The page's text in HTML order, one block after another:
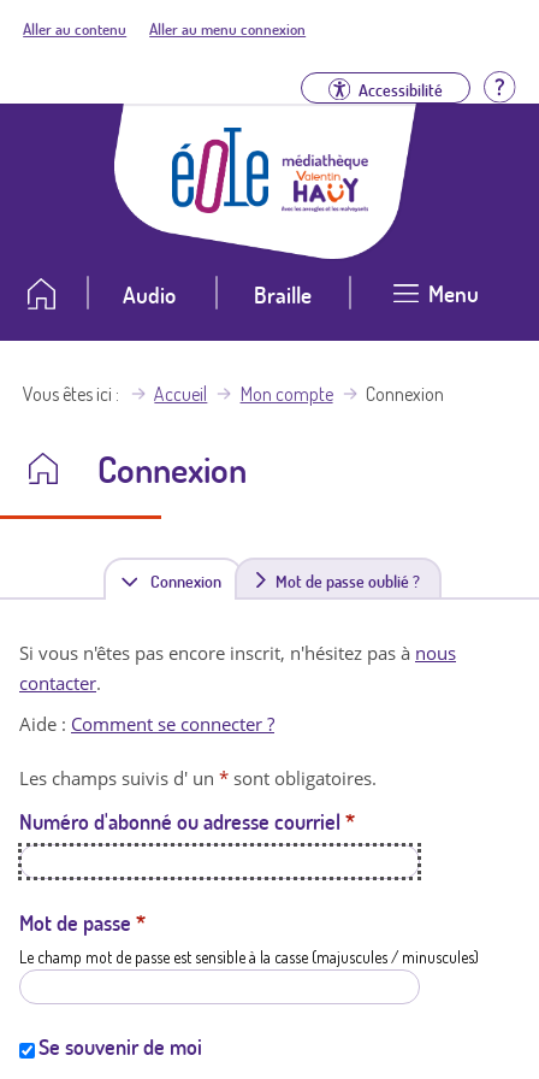
Aller au contenu Aller au menu connexion
Accessibilité
Audio Braille Menu
Vous êtes ici Accueil Mon compte Connexion
Connexion
Connexion(
n
t
a
t
i
Mot de passe oublié ?
Si vous n'êtes pas encore inscrit, n'hésitez pas à nous
contacter.
Aide : Comment se connecter ?
Les champs suivis d' un * sont obligatoires.
Numéro d'abonné ou adresse courriel *
Mot de passe *
Le champ mot de passe est sensible à la casse (majuscules / minuscules)
Se souvenir de moi